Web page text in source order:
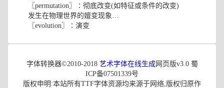
〖permutation〗∶彻底改变(如特征或条件的改变)
发生在物理世界的嬗变现象…
〖evolution〗∶演变
字体转换器©2010-2018 艺术字体在线生成网页版v3.0 蜀
ICP备07501339号
版权申明:本站所有TTF字体资源均来源于网络,版权归原作